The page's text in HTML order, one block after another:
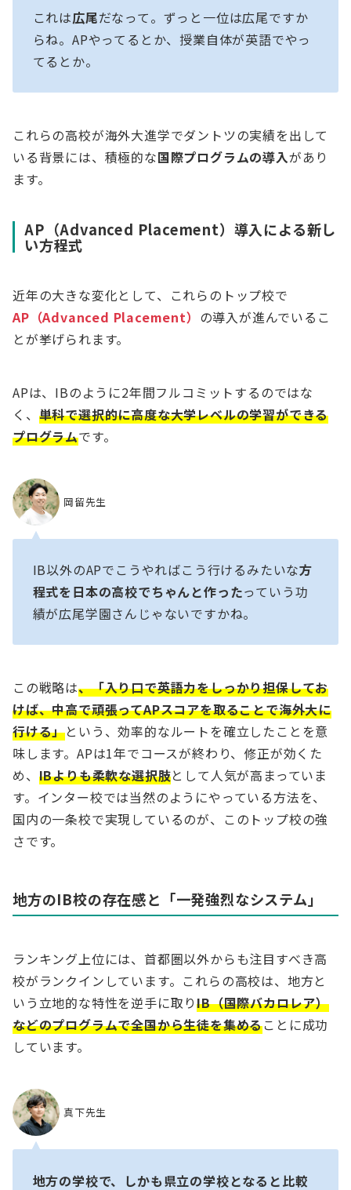
これは広尾だなって。ずっと一位は広尾ですか
らね。APやってるとか、授業自体が英語でやっ
てるとか。
これらの高校が海外大進学でダントツの実績を出して
いる背景には、積極的な国際プログラムの導入があり
ます。
AP（Advanced Placement）導入による新し
い方程式
近年の大きな変化として、これらのトップ校で
AP（Advanced Placement） の導入が進んでいるこ
とが挙げられます。
APは、IBのように2年間フルコミットするのではな
く、 単科で選択的に高度な大学レベルの学習ができる
プログラムです。
岡留先生
IB以外のAPでこうやればこう行けるみたいな方
程式を日本の高校でちゃんと作ったっていう功
績が広尾学園さんじゃないですかね。
この戦略は、「入り口で英語力をしっかり担保してお
けば、中高で頑張ってAPスコアを取ることで海外大に
行ける」という、効率的なルートを確立したことを意
味します。APは1年でコースが終わり、修正が効くた
め、 IBよりも柔軟な選択肢として人気が高まっていま
す。インター校では当然のようにやっている方法を、
国内の一条校で実現しているのが、このトップ校の強
さです。
地方のIB校の存在感と「一発強烈なシステム」
ランキング上位には、首都圏以外からも注目すべき高
校がランクインしています。これらの高校は、地方と
いう立地的な特性を逆手に取りIB（国際バカロレア）
などのプログラムで全国から生徒を集めることに成功
しています。
真下先生
地方の学校で、しかも県立の学校となると比較